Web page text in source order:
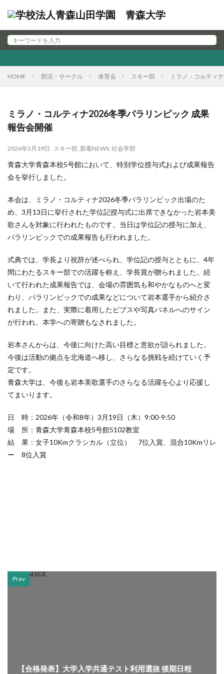
HOME 部活・サークル 体育会 スキー部 ミラノ・コルティ
ミラノ・コルティナ2026冬季パラリンピック 成果
報告会開催
2026年3月19日 スキー部, 新着NEWS, 社会学部
青森大学青森本校5号館において、特別学位授与式および成果報告
会を挙行しました。
本会は、ミラノ・コルティナ2026冬季パラリンピック出場のた
め、3月13日に挙行された学位記授与式に出席できなかった岩本美
歌さんを対象に行われたものです。当日は学位記の授与に加え、
パラリンピックでの成果報告も行われました。
式典では、学長より祝辞が述べられ、学位記の授与とともに、4年
間にわたるスキー部での活躍を称え、学長賞が贈られました。続
いて行われた成果報告では、会場の雰囲気も和やかなものへと変
わり、パラリンピックでの成果などについて岩本選手から紹介さ
れました。また、実際に着用したビブスや写真パネルへのサイン
が行われ、本学への寄贈もなされました。
岩本さんからは、今後に向けた高い目標と意欲が語られました。
今後は活動の拠点を北海道へ移し、さらなる挑戦を続けていく予
定です。
青森大学は、今後も岩本美歌選手のさらなる活躍を心より応援し
てまいります。
日 時：2026年（令和8年）3月19日（木）9:00-9:50
場 所：青森大学青森本校5号館5102教室
結 果：女子10Kmクラシカル（立位） 7位入賞、混合10Kmリレ
ー 8位入賞
Prev
【合格発表】大学入学共通テスト利用選抜 後期日程